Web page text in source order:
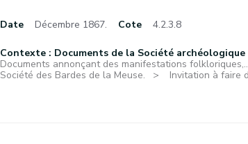
Date Décembre 1867. Cote 4.2.3.8
Contexte : Documents de la Société archéologique
Documents annonçant des manifestations
Société des Bardes de la Meuse.
Invitation à faire